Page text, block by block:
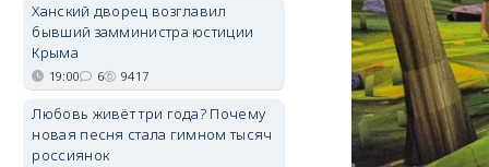
Ханский дворец возглавил
бывший замминистра юстиции
Крыма
19:00 6 9417
Любовь живёт три года? Почему
новая песня стала гимном тысяч
россиянок